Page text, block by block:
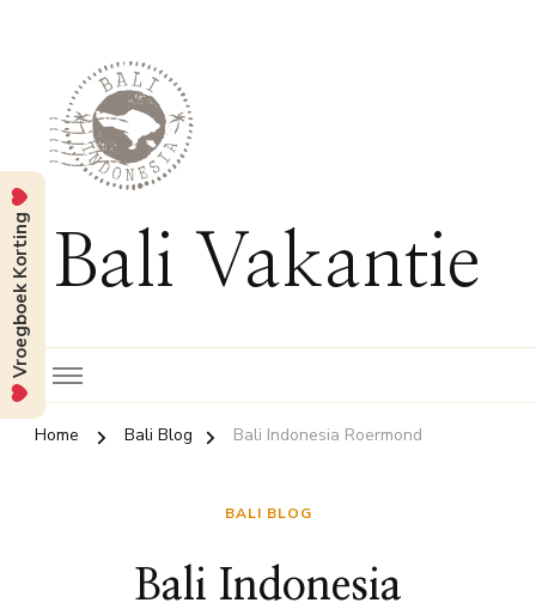
Bali Vakantie
Home Bali Blog Bali Indonesia Roermond
BALI BLOG
Bali Indonesia
Vroegboek Korting